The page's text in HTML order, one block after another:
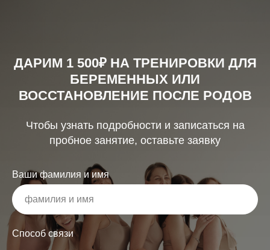
ДАРИМ 1 500₽ НА ТРЕНИРОВКИ ДЛЯ
БЕРЕМЕННЫХ ИЛИ
ВОССТАНОВЛЕНИЕ ПОСЛЕ РОДОВ
Чтобы узнать подробности и записаться на
пробное занятие, оставьте заявку
Ваши фамилия и имя
Способ связи